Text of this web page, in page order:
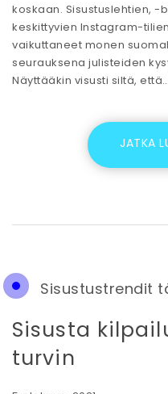
koskaan. Sisustuslehtien, -
keskittyvien Instagram-
vaikuttaneet monen
seurauksena julisteiden
Näyttääkin visusti siltä, että…
Sisustustrendit
Sisusta
turvin